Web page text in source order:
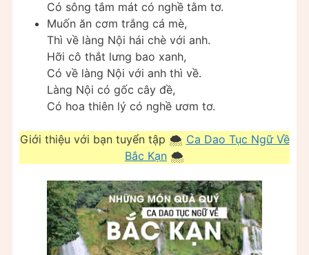
Có sông tắm mát có nghề tằm tơ.
Muốn ăn cơm trắng cá mè,
Thì về làng Nội hái chè với anh.
Hỡi cô thắt lưng bao xanh,
Có về làng Nội với anh thì về.
Làng Nội có gốc cây đề,
Có hoa thiên lý có nghề ươm tơ.
Giới thiệu với bạn tuyển tập 🌨 Ca Dao Tục Ngữ Về
Bắc Kạn 🌨